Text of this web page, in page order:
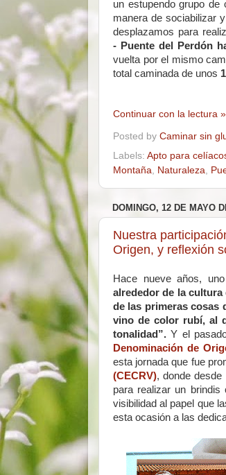
un estupendo grupo
manera de sociabilizar
desplazamos para
- Puente del Perdón
vuelta por el mismo
total caminada de unos
Continuar con la lectura »
Posted by Caminar sin
Labels: Apto para
Montaña
Naturaleza
DOMINGO, 12 DE MAYO
Nuestra
Origen, y reflexión
Hace nueve años,
alrededor de la cultura
de las primeras cosas
vino de color rubí, al
tonalidad”.Y el
Denominación de
esta jornada que fue
(CECRV), donde
para realizar un brindis
visibilidad al papel que
esta ocasión a las